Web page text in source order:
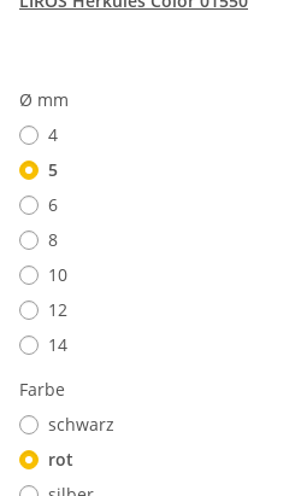
Ø mm
4
5
6
8
10
12
14
Farbe
schwarz
rot